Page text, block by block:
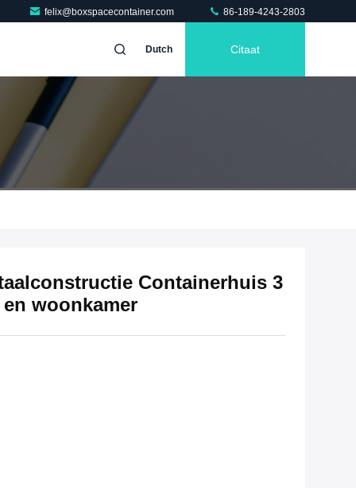
felix@boxspacecontainer.com 86-189-4243-2803
Dutch Citaat
Containerhuis 3
woonkamer